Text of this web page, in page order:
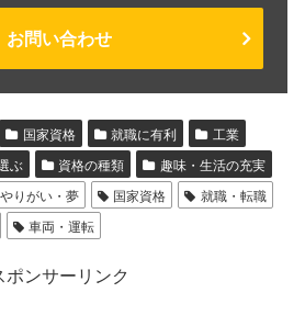
お問い合わせ
国家資格 就職に有利
工業
ぶ 資格の種類
趣味・生活の充実
やりがい・夢 国家資格
就職・転職
車両・運転
ポンサーリンク